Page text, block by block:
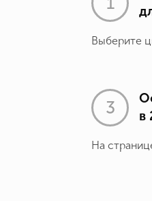
Выберите
в
На